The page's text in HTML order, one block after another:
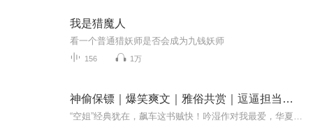
我是猎魔人
看一个普通猎妖师是否会成为九钱妖师
156 1万
神偷保镖｜爆笑爽文｜雅俗共赏｜逗逼担当｜脑洞大开｜都市风流|多人有声剧